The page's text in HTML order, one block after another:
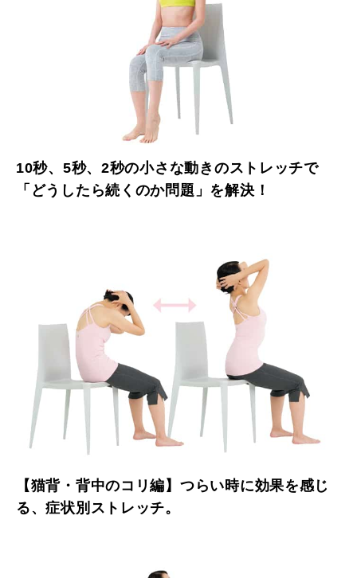
10秒、5秒、2秒の小さな動きのストレッチで
「どうしたら続くのか問題」を解決！
【猫背・背中のコリ編】つらい時に効果を感じ
る、症状別ストレッチ。